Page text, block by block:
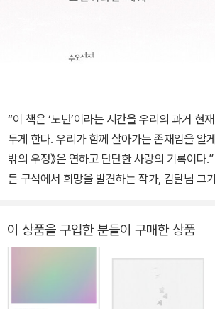
“이 책은 ‘노년’이라는 시간을 우리의 과거 현재 미래에 나란히 겹쳐
두게 한다. 우리가 함께 살아가는 존재임을 알게 한다. 그러므로 《뜻
밖의 우정》은 연하고 단단한 사랑의 기록이다.” -안
든 구석에서 희망을 발견하는 작가, 김달님 그
던 존재에 대한 사랑으로 시작한 본격 ‘노년 탐
작가는 북토크를 마친 뒤 안부를 나누던 편집
야기를 써보는 건 어떻냐는 제안을 받는다. 평
성격의 그라면 대답을 미뤘어야 하지만, 어쩐
이 상품을 구입한 분들이 구매한 상품